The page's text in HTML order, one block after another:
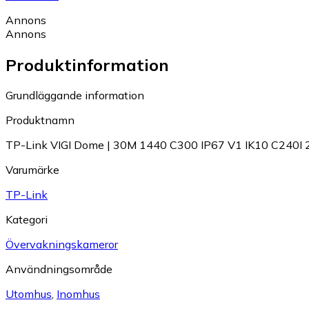
Annons
Annons
Produktinformation
Grundläggande information
Produktnamn
TP-Link VIGI Dome | 30M 1440 C300 IP67 V1 IK10 C240I
Varumärke
TP-Link
Kategori
Övervakningskameror
Användningsområde
Utomhus, Inomhus